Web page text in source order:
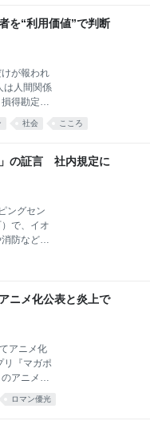
被ばく体験
部被ばく
言ってい
発を一般
はともか
例も出てい
最初に
2023年頃
しか興味
を“利用価値”で判断
けが報われ
は人間関係
得勘定で
学
が3つの
とってど
た。 研究
of
間関係を
、「役立
い」とい
入や仕
社会 こころ
の証言 社内規定に
ングセン
で、イオ
防などに
業員が施
明した。
ン側が社内
スなかっ
ルでは、
全確認を
館の可否
。 施設側
約13分後に
ニメ化公表と炎上で
アニメ化
リ『マガポ
アニメ化
ットホー
れるか不明
ロマン優光